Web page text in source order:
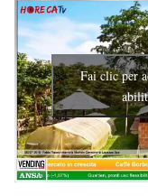
Fai clic per